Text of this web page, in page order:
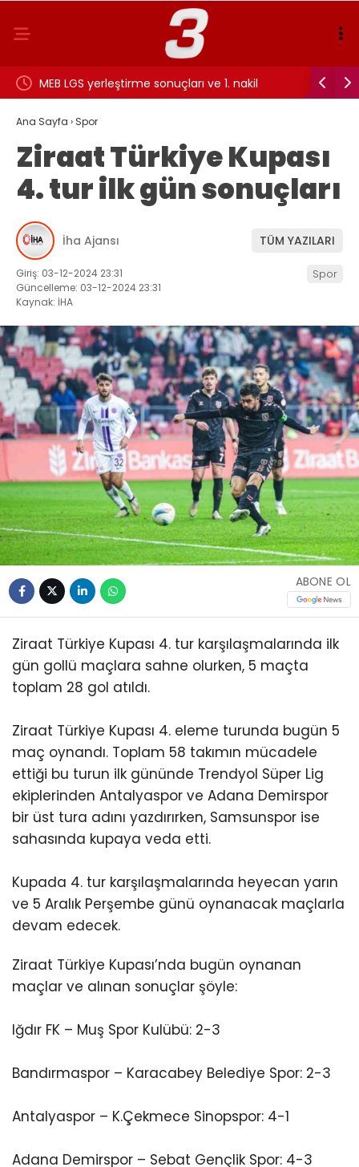
MEB LGS yerleştirme sonuçları ve 1. nakil
sürecinde son durum: LGS 1. nakil tercih
sonuçları ne zaman açıklanacak?
Cengiz
Ana Sayfa › Spor
Ziraat Türkiye Kupası
4. tur ilk gün sonuçları
İha Ajansı TÜM YAZILARI
Giriş: 03-12-2024 23:31
Güncelleme: 03-12-2024 23:31
Kaynak: İHA
Spor
ABONE OL
Ziraat Türkiye Kupası 4. tur karşılaşmalarında ilk
gün gollü maçlara sahne olurken, 5 maçta
toplam 28 gol atıldı.
Ziraat Türkiye Kupası 4. eleme turunda bugün 5
maç oynandı. Toplam 58 takımın mücadele
ettiği bu turun ilk gününde Trendyol Süper Lig
ekiplerinden Antalyaspor ve Adana Demirspor
bir üst tura adını yazdırırken, Samsunspor ise
sahasında kupaya veda etti.
Kupada 4. tur karşılaşmalarında heyecan yarın
ve 5 Aralık Perşembe günü oynanacak maçlarla
devam edecek.
Ziraat Türkiye Kupası’nda bugün oynanan
maçlar ve alınan sonuçlar şöyle:
Iğdır FK – Muş Spor Kulübü: 2-3
Bandırmaspor – Karacabey Belediye Spor: 2-3
Antalyaspor – K.Çekmece Sinopspor: 4-1
Adana Demirspor – Sebat Gençlik Spor: 4-3